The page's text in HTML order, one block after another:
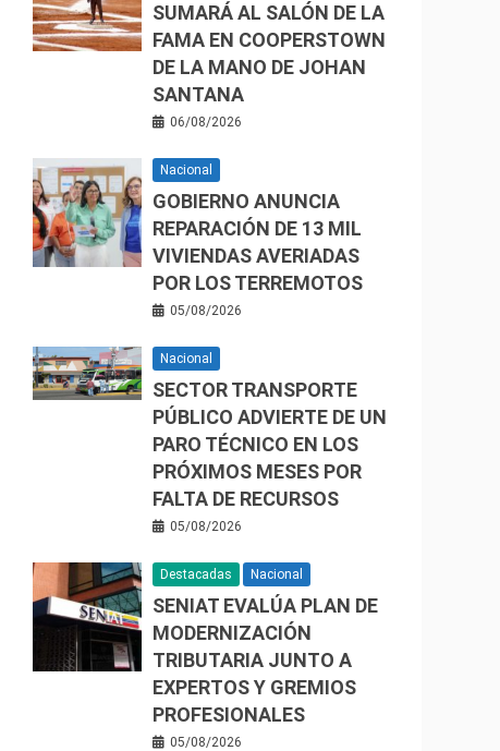
SUMARÁ AL SALÓN DE LA
FAMA EN COOPERSTOWN
DE LA MANO DE JOHAN
SANTANA
06/08/2026
Nacional
GOBIERNO ANUNCIA
REPARACIÓN DE 13 MIL
VIVIENDAS AVERIADAS
POR LOS TERREMOTOS
05/08/2026
Nacional
SECTOR TRANSPORTE
PÚBLICO ADVIERTE DE UN
PARO TÉCNICO EN LOS
PRÓXIMOS MESES POR
FALTA DE RECURSOS
05/08/2026
Destacadas Nacional
SENIAT EVALÚA PLAN DE
MODERNIZACIÓN
TRIBUTARIA JUNTO A
EXPERTOS Y GREMIOS
PROFESIONALES
05/08/2026